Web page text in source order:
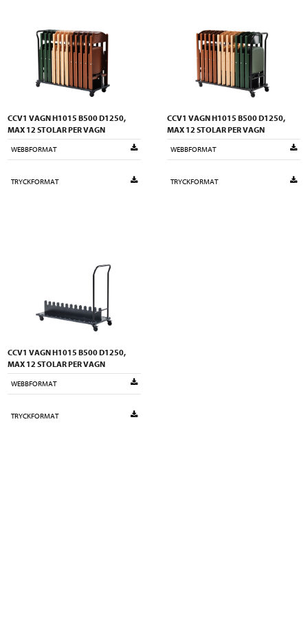
CCV1 VAGN H1015 B500 D1250,
MAX 12 STOLAR PER VAGN
WEBBFORMAT
TRYCKFORMAT
CCV1 VAGN H1015 B500 D1250,
MAX 12 STOLAR PER VAGN
WEBBFORMAT
TRYCKFORMAT
CCV1 VAGN H1015 B500 D1250,
MAX 12 STOLAR PER VAGN
WEBBFORMAT
TRYCKFORMAT